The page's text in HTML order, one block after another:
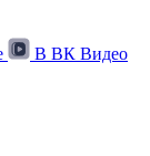
В ВК Видео